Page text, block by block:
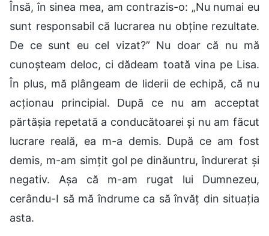
Însă, în sinea mea, am contrazis-o: „Nu numai eu
sunt responsabil că lucrarea nu obține rezultate.
De ce sunt eu cel vizat?” Nu doar că nu mă
cunoșteam deloc, ci dădeam toată vina pe Lisa.
În plus, mă plângeam de liderii de echipă, că nu
acționau principial. După ce nu am acceptat
părtășia repetată a conducătoarei și nu am făcut
lucrare reală, ea m-a demis. După ce am fost
demis, m-am simțit gol pe dinăuntru, îndurerat și
negativ. Așa că m-am rugat lui Dumnezeu,
cerându-I să mă îndrume ca să învăț din situația
asta.